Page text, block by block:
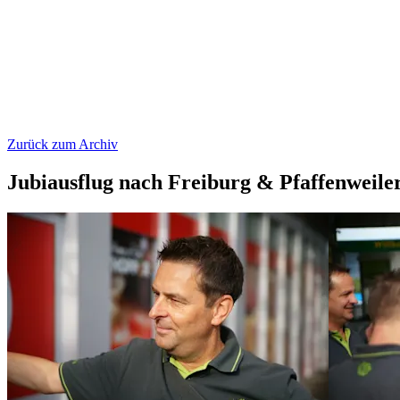
Zurück zum Archiv
Jubiausflug nach Freiburg &